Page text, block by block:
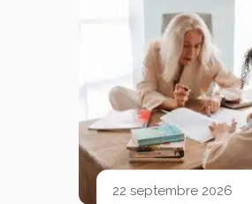
22 septembre 2026